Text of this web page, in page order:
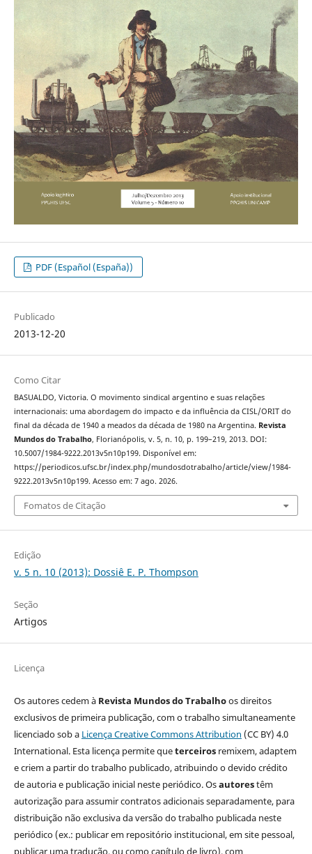
PDF (Español (España))
Publicado
2013-12-20
Como Citar
BASUALDO, Victoria. O movimento sindical argentino e suas relações
internacionais: uma abordagem do impacto e da influência da CISL/ORIT do
final da década de 1940 a meados da década de 1980 na Argentina. Revista
Mundos do Trabalho, Florianópolis, v. 5, n. 10, p. 199–219, 2013. DOI:
10.5007/1984-9222.2013v5n10p199. Disponível em:
https://periodicos.ufsc.br/index.php/mundosdotrabalho/article/view/1984-
9222.2013v5n10p199. Acesso em: 7 ago. 2026.
Fomatos de Citação
Edição
v. 5 n. 10 (2013): Dossiê E. P. Thompson
Seção
Artigos
Licença
Os autores cedem à Revista Mundos do Trabalhoos direitos
exclusivos de primeira publicação, com o trabalho simultaneamente
licenciado sob a Licença Creative Commons Attribution (CC BY) 4.0
International. Esta licença permite queterceirosremixem, adaptem
e criem a partir do trabalho publicado, atribuindo o devido crédito
de autoria e publicação inicial neste periódico. Osautorestêm
autorização para assumir contratos adicionais separadamente, para
distribuição não exclusiva da versão do trabalho publicada neste
periódico (ex.: publicar em repositório institucional, em site pessoal,
publicar uma tradução, ou como capítulo de livro), com